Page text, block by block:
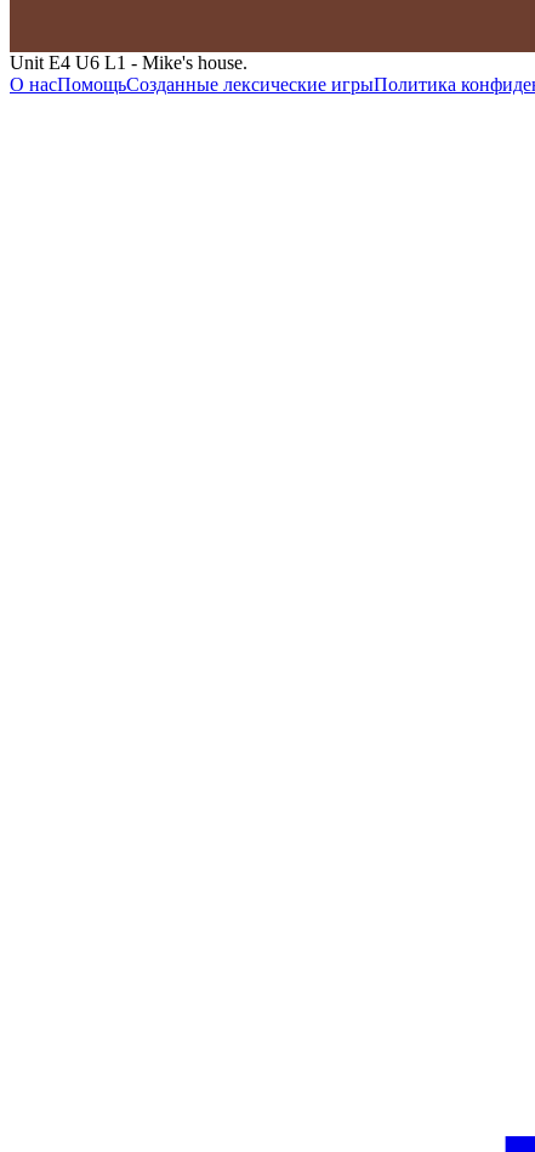
Unit E4 U6 L1 - Mike's house.
О насПомощьСозданные лексические игрыПолитика